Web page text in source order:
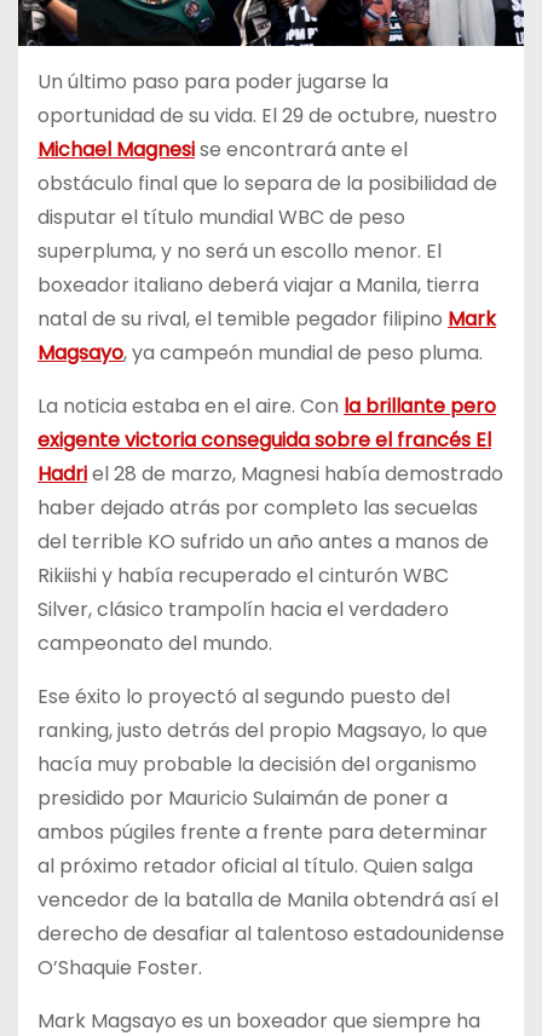
Un último paso para poder jugarse la
oportunidad de su vida. El 29 de octubre, nuestro
Michael Magnesise encontrará ante el
obstáculo final que lo separa de la posibilidad de
disputar el título mundial WBC de peso
superpluma, y no será un escollo menor. El
boxeador italiano deberá viajar a Manila, tierra
natal de su rival, el temible pegador filipino Mark
Magsayo, ya campeón mundial de peso pluma.
La noticia estaba en el aire. Con la brillante pero
exigente victoria conseguida sobre el francés El
Hadriel 28 de marzo, Magnesi había demostrado
haber dejado atrás por completo las secuelas
del terrible KO sufrido un año antes a manos de
Rikiishi y había recuperado el cinturón WBC
Silver, clásico trampolín hacia el verdadero
campeonato del mundo.
Ese éxito lo proyectó al segundo puesto del
ranking, justo detrás del propio Magsayo, lo que
hacía muy probable la decisión del organismo
presidido por Mauricio Sulaimán de poner a
ambos púgiles frente a frente para determinar
al próximo retador oficial al título. Quien salga
vencedor de la batalla de Manila obtendrá así el
derecho de desafiar al talentoso estadounidense
O’Shaquie Foster.
Mark Magsayo es un boxeador que siempre ha